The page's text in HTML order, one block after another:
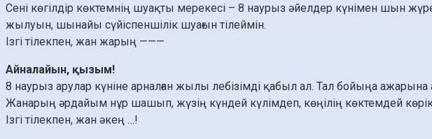
Сені көгілдір көктемнің шуақты мерекесі – 8 наурыз әйелдер күнімен шын
жылуын, шынайы сүйіспеншілік шуағын тілеймін.
Ізгі тілекпен, жан жарың ———
Айналайын, қызым!
8 наурыз арулар күніне арналған жылы лебізімді қабыл ал. Тал бойыңа
Жанарың әрдайым нұр шашып, жүзің күндей күлімдеп, көңілің көктемдей
Ізгі тілекпен, жан әкең …!